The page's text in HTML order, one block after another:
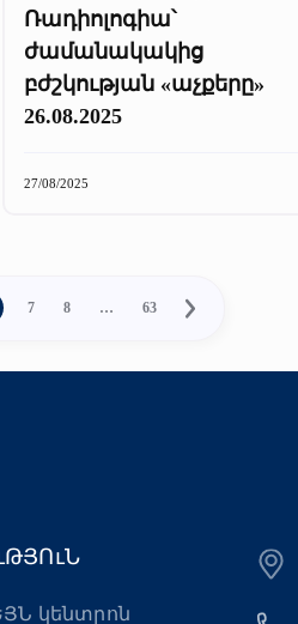
Ռադիոլոգիա՝
ժամանակակից
բժշկության «աչքերը»
26.08.2025
27/08/2025
7 8 … 63
կենտրոն